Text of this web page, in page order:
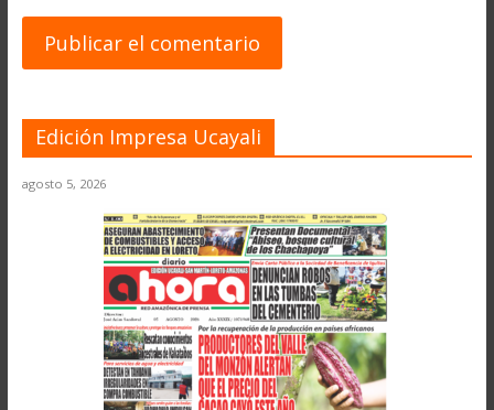
Edición Impresa Ucayali
agosto 5, 2026